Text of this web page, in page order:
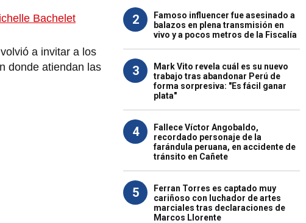
Bachelet
a invitar a los
donde atiendan las
2
Famoso influencer fue asesinado a
balazos en plena transmisión en
vivo y a pocos metros de la Fiscalía
3
Mark Vito revela cuál es su nuevo
trabajo tras abandonar Perú de
forma sorpresiva: "Es fácil ganar
plata"
4
Fallece Víctor Angobaldo,
recordado personaje de la
farándula peruana, en accidente de
tránsito en Cañete
5
Ferran Torres es captado muy
cariñoso con luchador de artes
marciales tras declaraciones de
Marcos Llorente